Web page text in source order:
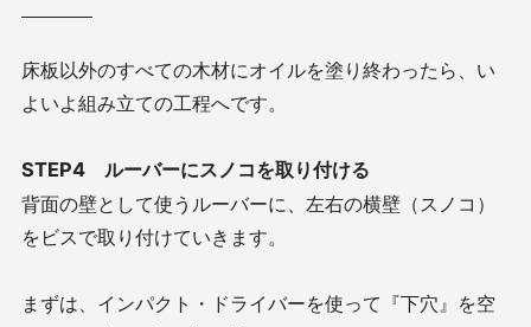
床板以外のすべての木材にオイルを塗り終わったら、い
よいよ組み立ての工程へです。
STEP4 ルーバーにスノコを取り付ける
背面の壁として使うルーバーに、左右の横壁（スノコ）
をビスで取り付けていきます。
まずは、インパクト・ドライバーを使って『下穴』を空